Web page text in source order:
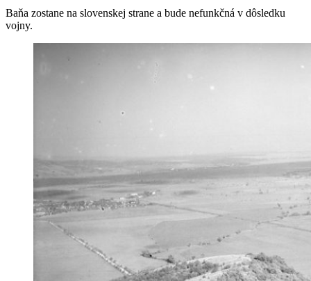
Baňa zostane na slovenskej strane a bude nefunkčná v dôsledku
vojny.